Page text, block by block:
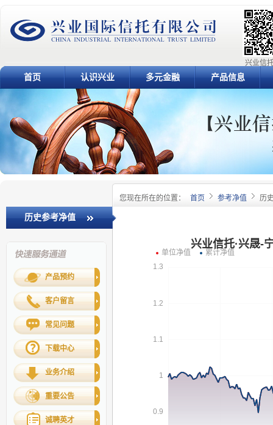
兴业信
首页 认识兴业 多元金融 产品信息
您现在所在的位置： 首页 参考净值 历
历史参考净值
产品预约
客户留言
常见问题
下载中心
业务介绍
重要公告
诚聘英才